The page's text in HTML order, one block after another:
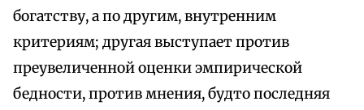
богатству, а по другим, внутренним
критериям; другая выступает против
преувеличенной оценки эмпирической
бедности, против мнения, будто последняя